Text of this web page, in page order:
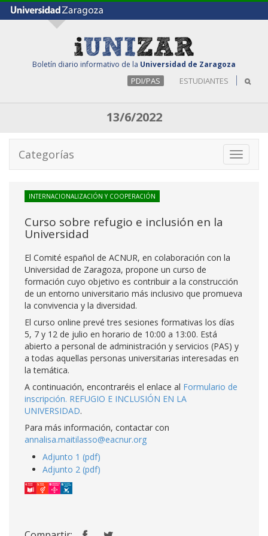
Boletín diario informativo de la Universidad de Zaragoza
PDI/PAS ESTUDIANTES
13/6/2022
Toggle
Categorías
INTERNACIONALIZACIÓN Y COOPERACIÓN
Curso sobre refugio e inclusión en la
Universidad
El Comité español de ACNUR, en colaboración con la
Universidad de Zaragoza, propone un curso de
formación cuyo objetivo es contribuir a la construcción
de un entorno universitario más inclusivo que promueva
la convivencia y la diversidad.
El curso online prevé tres sesiones formativas los días
5, 7 y 12 de julio en horario de 10:00 a 13:00. Está
abierto a personal de administración y servicios (PAS) y
a todas aquellas personas universitarias interesadas en
la temática.
A continuación, encontraréis el enlace al Formulario de
inscripción. REFUGIO E INCLUSIÓN EN LA
UNIVERSIDAD.
Para más información, contactar con
annalisa.maitilasso@eacnur.org
Adjunto 1 (pdf)
Adjunto 2 (pdf)